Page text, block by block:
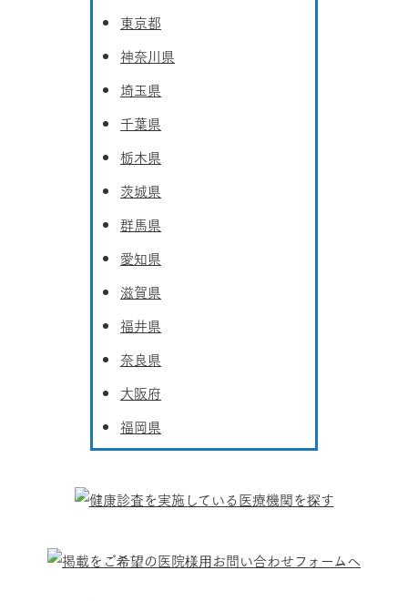
東京都
神奈川県
埼玉県
千葉県
栃木県
茨城県
群馬県
愛知県
滋賀県
福井県
奈良県
大阪府
福岡県